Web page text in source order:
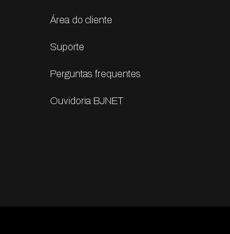
Área do cliente
Suporte
Perguntas frequentes
Ouvidoria BJNET